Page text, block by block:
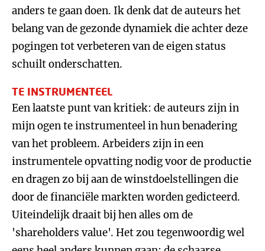
anders te gaan doen. Ik denk dat de auteurs het
belang van de gezonde dynamiek die achter deze
pogingen tot verbeteren van de eigen status
schuilt onderschatten.
TE INSTRUMENTEEL
Een laatste punt van kritiek: de auteurs zijn in
mijn ogen te instrumenteel in hun benadering
van het probleem. Arbeiders zijn in een
instrumentele opvatting nodig voor de productie
en dragen zo bij aan de winstdoelstellingen die
door de financiële markten worden gedicteerd.
Uiteindelijk draait bij hen alles om de
'shareholders value'. Het zou tegenwoordig wel